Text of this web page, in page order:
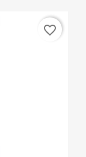
favorite_border